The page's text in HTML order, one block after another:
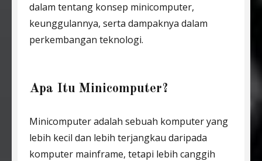
dalam tentang konsep minicomputer,
keunggulannya, serta dampaknya dalam
perkembangan teknologi.
Apa Itu Minicomputer?
Minicomputer adalah sebuah komputer yang
lebih kecil dan lebih terjangkau daripada
komputer mainframe, tetapi lebih canggih